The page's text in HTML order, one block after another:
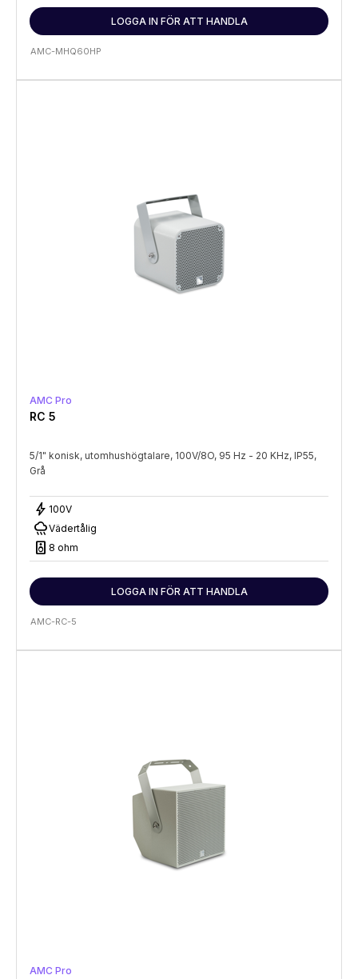
LOGGA IN FÖR ATT HANDLA
AMC-MHQ60HP
AMC Pro
RC 5
5/1" konisk, utomhushögtalare, 100V/8O, 95 Hz - 20 KHz, IP55,
Grå
bolt 100V
rainyVädertålig
speaker 8 ohm
LOGGA IN FÖR ATT HANDLA
AMC-RC-5
AMC Pro